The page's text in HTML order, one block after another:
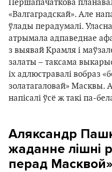
Першапачаткова
«Валгаградскай». Але
ўлады перадумалі.
атрымала адпаведнае
з выявай Крамля і
залаты – таксама
іх адлюстравалі вобраз
золатагаловай» Масквы.
напісалі ўсё ж такі па-
Аляксандр
жаданне лішні
перад Масквой»